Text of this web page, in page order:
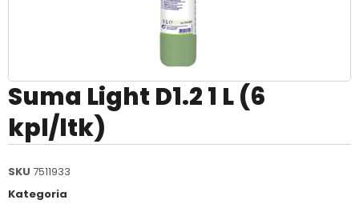
Suma Light D1.2 1 L (6
kpl/ltk)
SKU 7511933
Kategoria